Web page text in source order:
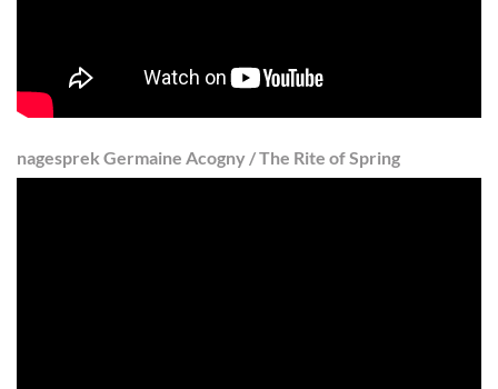
nagesprek Germaine Acogny / The Rite of Spring